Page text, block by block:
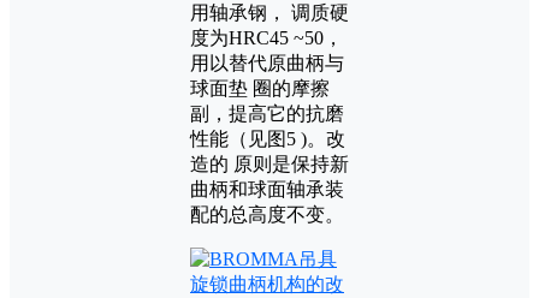
用轴承钢， 调质硬
度为HRC45 ~50，
用以替代原曲柄与
球面垫 圈的摩擦
副，提高它的抗磨
性能（见图5 )。改
造的 原则是保持新
曲柄和球面轴承装
配的总高度不变。